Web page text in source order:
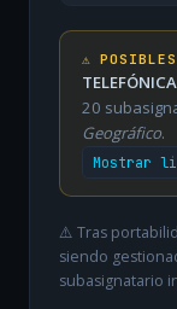
⚠️ POSIBLES
20
Geográfico.
Mostrar
⚠️ Tras
siendo
subasignatario